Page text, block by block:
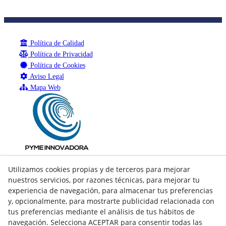
Política de Calidad
Política de Privacidad
Política de Cookies
Aviso Legal
Mapa Web
Utilizamos cookies propias y de terceros para mejorar
nuestros servicios, por razones técnicas, para mejorar tu
experiencia de navegación, para almacenar tus preferencias
y, opcionalmente, para mostrarte publicidad relacionada con
tus preferencias mediante el análisis de tus hábitos de
navegación. Selecciona ACEPTAR para consentir todas las